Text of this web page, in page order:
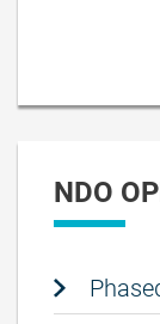
NDO